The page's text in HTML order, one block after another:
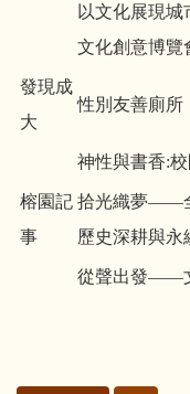
以文化展現
文化創意博覽
發現成
大
性別友善廁所
神性與書香:
榕園記
事
拾光織夢——
歷史深耕與永
從聲出發——